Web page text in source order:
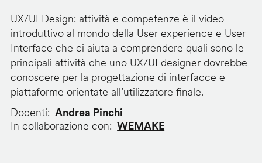
UX/UI Design: attività e competenze è il video
introduttivo al mondo della User experience e User
Interface che ci aiuta a comprendere quali sono le
principali attività che uno UX/UI designer dovrebbe
conoscere per la progettazione di interfacce e
piattaforme orientate all’utilizzatore finale.
Docenti
Andrea Pinchi
In collaborazione con
WEMAKE